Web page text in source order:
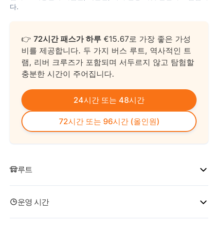
다.
👉 72시간 패스가 하루 €15.67로 가장 좋은 가성
비를 제공합니다. 두 가지 버스 루트, 역사적인 트
램, 리버 크루즈가 포함되며 서두르지 않고 탐험할
충분한 시간이 주어집니다.
24시간 또는 48시간
72시간 또는 96시간 (올인원)
루트
에 위치합니다. 출발 지점은 각 투어의 테마를 반영합니
운영 시간